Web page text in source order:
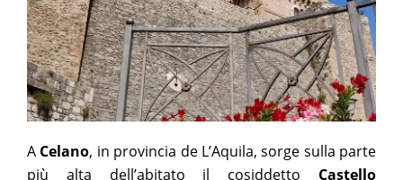
A Celano, in provincia de L’Aquila, sorge sulla parte
più alta dell’abitato il cosiddetto Castello